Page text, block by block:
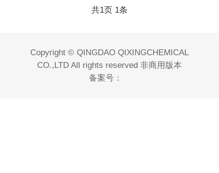
共1页 1条
Copyright © QINGDAO QIXINGCHEMICAL
CO.,LTD All rights reserved 非商用版本
备案号：